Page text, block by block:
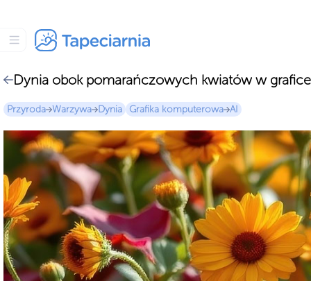
Dynia obok pomarańczowych kwiatów w
Przyroda Warzywa Dynia Grafika komputerowa AI